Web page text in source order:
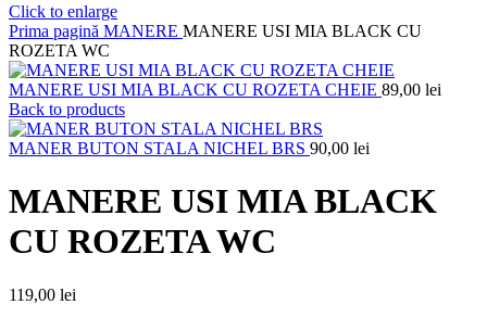
Click to enlarge
Prima pagină MANERE MANERE USI MIA BLACK CU
ROZETA WC
MANERE USI MIA BLACK CU ROZETA CHEIE 89,00 lei
Back to products
MANER BUTON STALA NICHEL BRS 90,00 lei
MANERE USI MIA BLACK
CU ROZETA WC
119,00 lei